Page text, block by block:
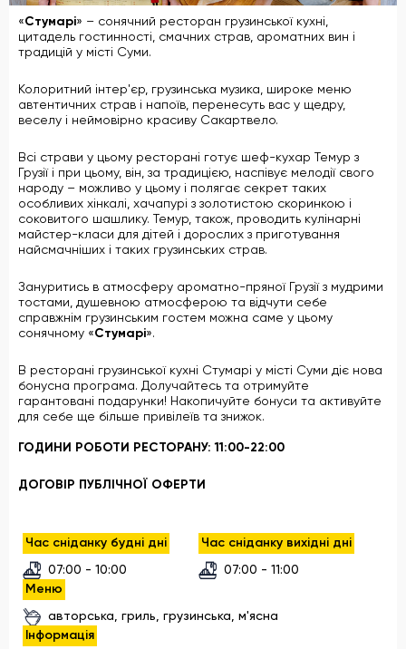
«Стумарі» – сонячний ресторан грузинської кухні,
цитадель гостинності, смачних страв, ароматних вин і
традицій у місті Суми.
Колоритний інтер'єр, грузинська музика, широке меню
автентичних страв і напоїв, перенесуть вас у щедру,
веселу і неймовірно красиву Сакартвело.
Всі страви у цьому ресторані готує шеф-кухар Темур з
Грузії і при цьому, він, за традицією, наспівує мелодії свого
народу – можливо у цьому і полягає секрет таких
особливих хінкалі, хачапурі з золотистою скоринкою і
соковитого шашлику. Темур, також, проводить кулінарні
майстер-класи для дітей і дорослих з приготування
найсмачніших і таких грузинських страв.
Зануритись в атмосферу ароматно-пряної Грузії з мудрими
тостами, душевною атмосферою та відчути себе
справжнім грузинським гостем можна саме у цьому
сонячному «Стумарі».
В ресторані грузинської кухні Стумарі у місті Суми діє нова
бонусна програма. Долучайтесь та отримуйте
гарантовані подарунки! Накопичуйте бонуси та активуйте
для себе ще більше привілеїв та знижок.
ГОДИНИ РОБОТИ РЕСТОРАНУ: 11:00-22:00
ДОГОВІР ПУБЛІЧНОЇ ОФЕРТИ
Час сніданку будні дні
07:00 - 10:00
Час сніданку вихідні дні
07:00 - 11:00
Меню
авторська, гриль, грузинська, м'ясна
Інформація